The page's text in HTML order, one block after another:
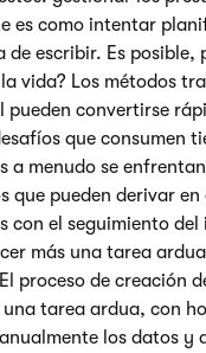
es como intentar
de escribir. Es posible,
vida? Los métodos
pueden convertirse
que consumen
a menudo se
que pueden derivar
con el seguimiento
más una tarea
proceso de creación
tarea ardua, con
los datos y